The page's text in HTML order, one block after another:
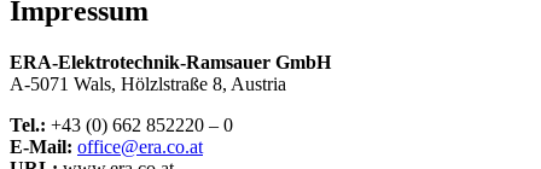
Impressum
ERA-Elektrotechnik-Ramsauer GmbH
A-5071 Wals, Hölzlstraße 8, Austria
Tel.: +43 (0) 662 852220 – 0
E-Mail: office@era.co.at